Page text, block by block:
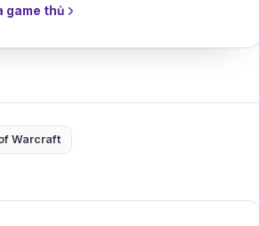
game thủ
Warcraft